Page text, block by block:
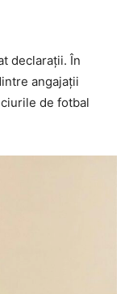
declarații. În
angajații
de fotbal